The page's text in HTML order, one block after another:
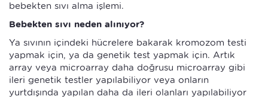
bebekten sıvı alma işlemi.
Bebekten sıvı neden alınıyor?
Ya sıvının içindeki hücrelere bakarak kromozom testi
yapmak için, ya da genetik test yapmak için. Artık
array veya microarray daha doğrusu microarray gibi
ileri genetik testler yapılabiliyor veya onların
yurtdışında yapılan daha da ileri olanları yapılabiliyor